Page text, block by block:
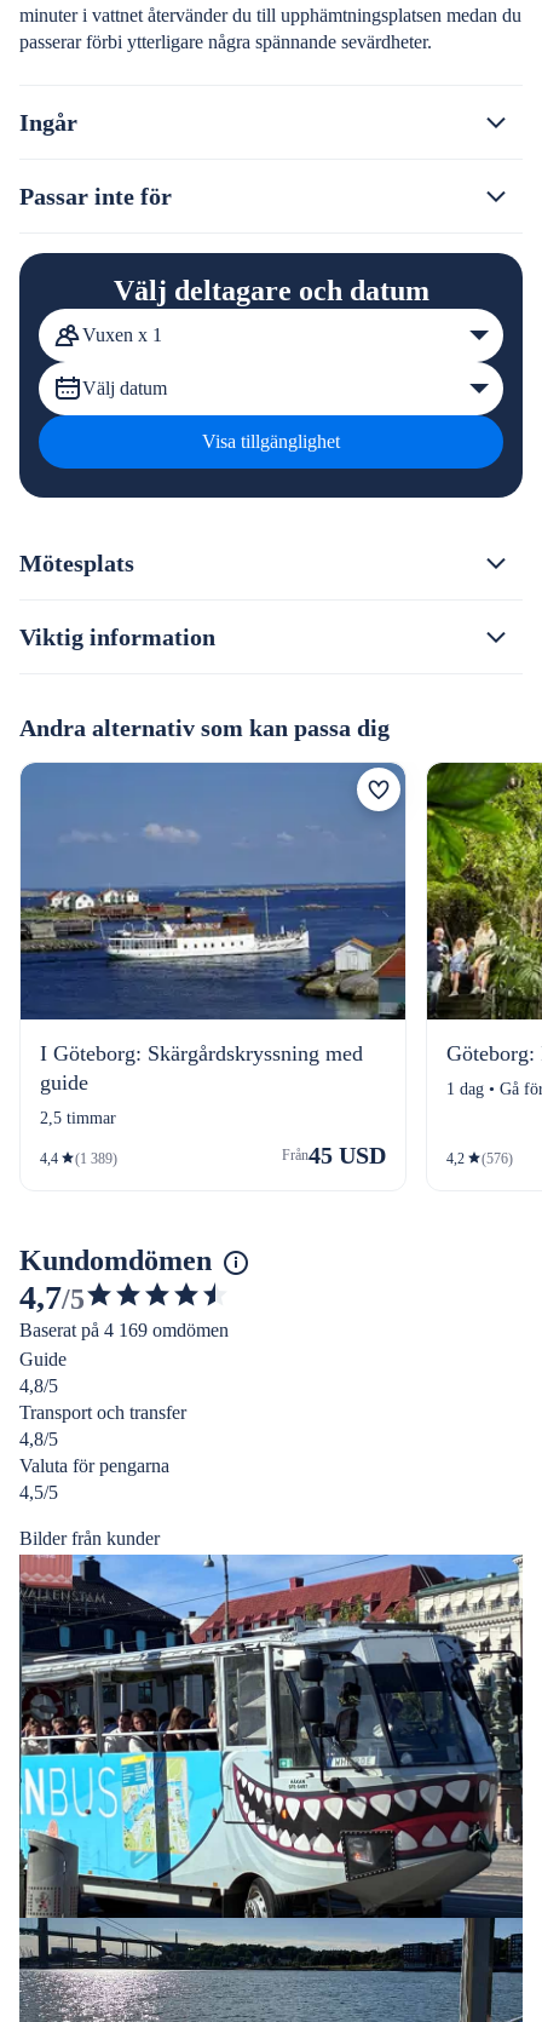
minuter i vattnet återvänder du till upphämtningsplatsen medan du
passerar förbi ytterligare några spännande sevärdheter.
Ingår
Passar inte för
Välj deltagare och datum
Vuxen x 1
Välj datum
Visa tillgänglighet
Mötesplats
Viktig information
Andra alternativ som kan passa dig
I Göteborg: Skärgårdskryssning med
guide
2,5 timmar
4,4 (1 389) Från45 USD
Göteborg:
1 dag • Gå
4,2 (576)
Kundomdömen
4,7/5 4.688479641900942
av
Baserat på 4 169 omdömen
Guide
4,8/5
Transport och transfer
4,8/5
Valuta för pengarna
4,5/5
Bilder från kunder